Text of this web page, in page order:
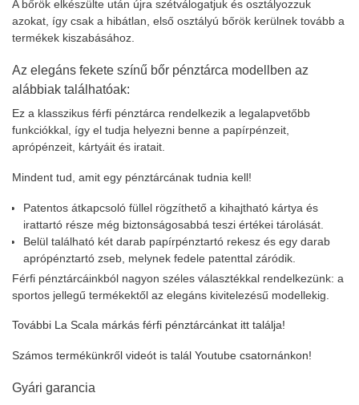
A bőrök elkészülte után újra szétválogatjuk és osztályozzuk
azokat, így csak a hibátlan, első osztályú bőrök kerülnek tovább a
termékek kiszabásához.
Az elegáns fekete színű bőr pénztárca modellben az
alábbiak találhatóak:
Ez a klasszikus férfi pénztárca rendelkezik a legalapvetőbb
funkciókkal, így el tudja helyezni benne a papírpénzeit,
aprópénzeit, kártyáit és iratait.
Mindent tud, amit egy pénztárcának tudnia kell!
Patentos átkapcsoló füllel rögzíthető a kihajtható kártya és
irattartó része még biztonságosabbá teszi értékei tárolását.
Belül található két darab papírpénztartó rekesz és egy darab
aprópénztartó zseb, melynek fedele patenttal záródik.
Férfi pénztárcáinkból nagyon széles választékkal rendelkezünk: a
sportos jellegű termékektől az elegáns kivitelezésű modellekig.
További La Scala márkás férfi pénztárcánkat itt találja!
Számos termékünkről videót is talál Youtube csatornánkon!
Gyári garancia